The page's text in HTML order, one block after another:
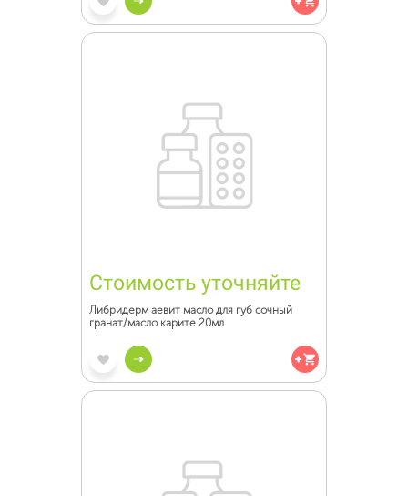
Стоимость уточняйте
Либридерм аевит масло для губ сочный
гранат/масло карите 20мл